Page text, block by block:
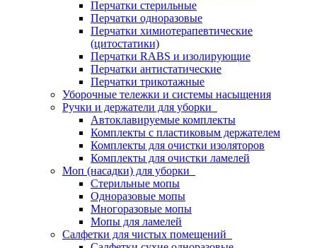
Перчатки стерильные
Перчатки одноразовые
Перчатки химиотерапевтические
(цитостатики)
Перчатки RABS и изолирующие
Перчатки антистатические
Перчатки трикотажные
Уборочные тележки и системы насыщения
Ручки и держатели для уборки
Автоклавируемые комплекты
Комплекты с пластиковым держателем
Комплекты для очистки изоляторов
Комплекты для очистки ламелей
Моп (насадки) для уборки
Стерильные мопы
Одноразовые мопы
Многоразовые мопы
Мопы для ламелей
Салфетки для чистых помещений